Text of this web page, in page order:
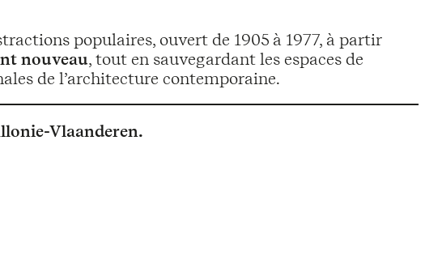
populaires, ouvert de 1905 à 1977, à partir
nouveau, tout en sauvegardant les espaces de
de l’architecture contemporaine.
Vlaanderen.